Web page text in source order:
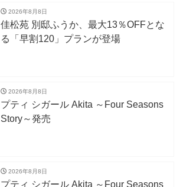
2026年8月8日
佳松苑 別邸ふうか、最大13％OFFとな
る「早割120」プランが登場
2026年8月8日
プティ シガール Akita ～Four Seasons
Story～発売
2026年8月8日
プティ シガール Akita ～Four Seasons